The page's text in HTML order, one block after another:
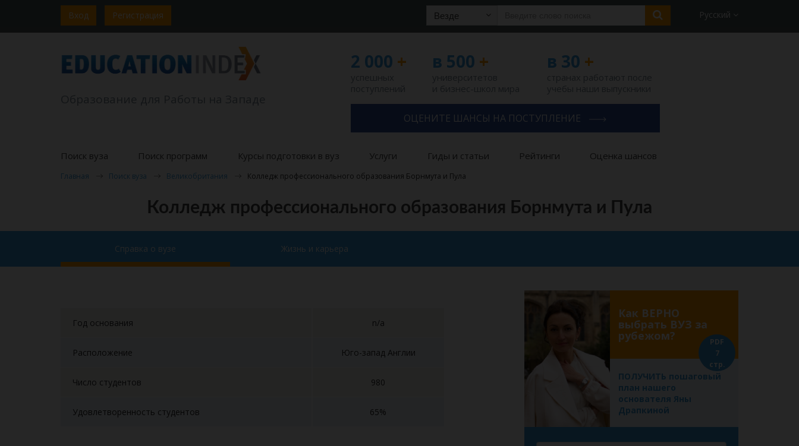
Вход Регистрация Везде Русский
2 000 + в 500 + в 30 +
ОЦЕНИТЕ ШАНСЫ НА ПОСТУПЛЕНИЕ
Поиск вуза Поиск программ Курсы подготовки в вуз Услуги Гиды и статьи Рейтинги Оценка шансов
Главная Поиск вуза Великобритания Колледж профессионального образования Борнмута и Пула
Колледж профессионального образования Борнмута и Пула
Справка о вузе Жизнь и карьера
Год основания n/a
Расположение Юго-запад Англии
Число студентов 980
Удовлетворенность студентов 65%
Как ВЕРНО
выбрать ВУЗ за
рубежом?
ПОЛУЧИТЬ пошаговый
план нашего
основателя Яны
Драпкиной
PDF
7
стр.